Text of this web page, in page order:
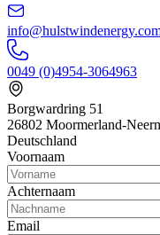
0049 (0)4954-3064963
Borgwardring 51
26802 Moormerland-
Deutschland
Voornaam
Achternaam
Email